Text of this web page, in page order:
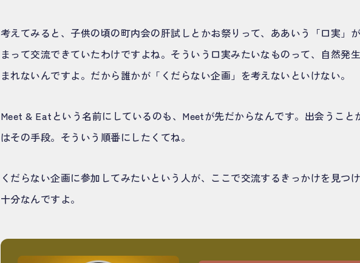
考えてみると、子供の頃の町内会の肝試しとかお祭りって、ああいう「口実」
まって交流できていたわけですよね。そういう口実みたいなものって、自然発
まれないんですよ。だから誰かが「くだらない企画」を考えないといけない。
Meet & Eatという名前にしているのも、Meetが先だからなんです。出会うこと
はその手段。そういう順番にしたくてね。
くだらない企画に参加してみたいという人が、ここで交流するきっかけを見つ
十分なんですよ。